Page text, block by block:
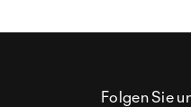
Folgen Sie